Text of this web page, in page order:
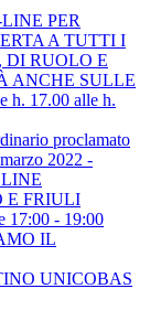
PER
A TUTTI I
DI RUOLO E
ANCHE SULLE
h. 17.00 alle h.
proclamato
2022 -
E FRIULI
17:00 - 19:00
IL
UNICOBAS